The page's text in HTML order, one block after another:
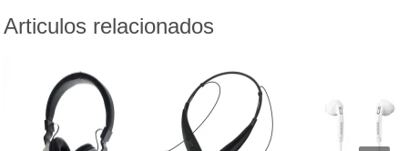
Articulos relacionados